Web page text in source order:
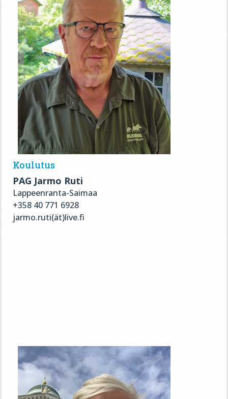
Koulutus
PAG Jarmo Ruti
Lappeenranta-Saimaa
+358 40 771 6928
jarmo.ruti(ät)live.fi